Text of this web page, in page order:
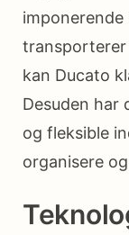
imponerende
transporterer
kan Ducato
Desuden har
og fleksible
organisere